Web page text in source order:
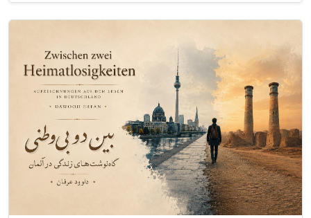
معرفی
و
بررسی
کتاب
«هزاره‌ها
از
قتل‌عام
تا
احیای
هویت»